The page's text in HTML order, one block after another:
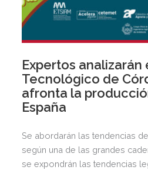
Expertos analizarán
Tecnológico de
afronta la
España
Se abordarán las tendencias
según una de las grandes
se expondrán las tendencias